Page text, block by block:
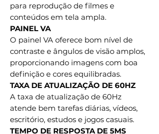
para reprodução de filmes e
conteúdos em tela ampla.
PAINEL VA
O painel VA oferece bom nível de
contraste e ângulos de visão amplos,
proporcionando imagens com boa
definição e cores equilibradas.
TAXA DE ATUALIZAÇÃO DE 60HZ
A taxa de atualização de 60Hz
atende bem tarefas diárias, vídeos,
escritório, estudos e jogos casuais.
TEMPO DE RESPOSTA DE 5MS